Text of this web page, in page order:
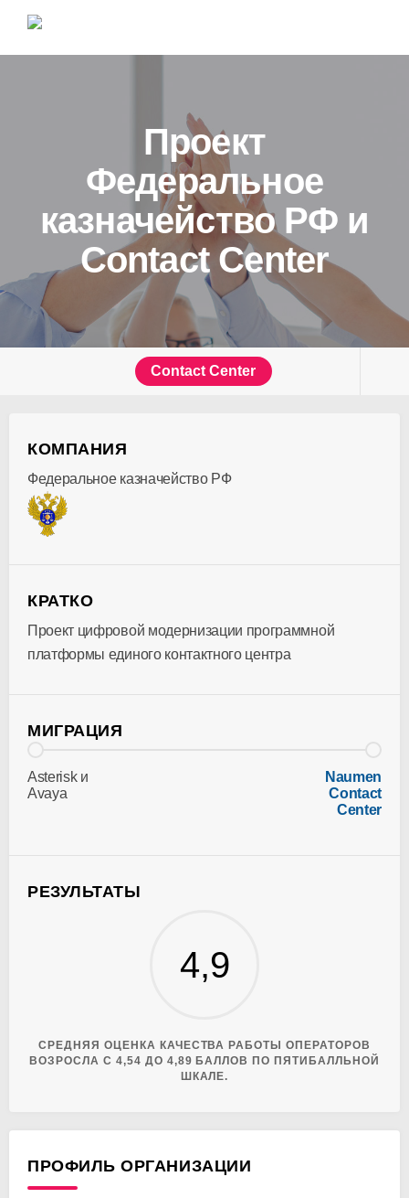
Проект
Федеральное
казначейство РФ и
Contact Center
Contact Center
КОМПАНИЯ
Федеральное казначейство РФ
КРАТКО
Проект цифровой модернизации программной
платформы единого контактного центра
МИГРАЦИЯ
Asterisk и
Avaya
Naumen
Contact
Center
РЕЗУЛЬТАТЫ
4,9
CРЕДНЯЯ ОЦЕНКА КАЧЕСТВА РАБОТЫ ОПЕРАТОРОВ
ВОЗРОСЛА С 4,54 ДО 4,89 БАЛЛОВ ПО ПЯТИБАЛЛЬНОЙ
ШКАЛЕ.
ПРОФИЛЬ ОРГАНИЗАЦИИ